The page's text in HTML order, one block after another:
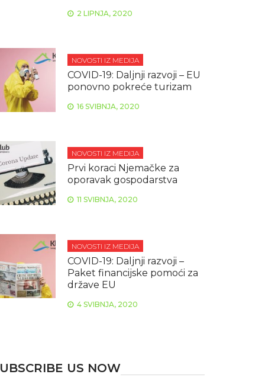
2 LIPNJA, 2020
NOVOSTI IZ MEDIJA
COVID-19: Daljnji razvoji – EU
ponovno pokreće turizam
16 SVIBNJA, 2020
NOVOSTI IZ MEDIJA
Prvi koraci Njemačke za
oporavak gospodarstva
11 SVIBNJA, 2020
NOVOSTI IZ MEDIJA
COVID-19: Daljnji razvoji –
Paket financijske pomoći za
države EU
4 SVIBNJA, 2020
US NOW